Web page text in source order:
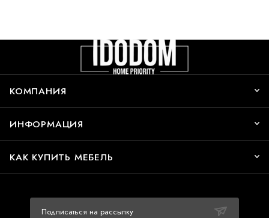
КОМПАНИЯ
ИНФОРМАЦИЯ
КАК КУПИТЬ МЕБЕЛЬ
Подписаться на рассылку